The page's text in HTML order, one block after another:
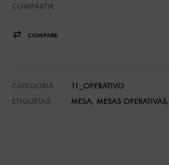
COMPARTIR
COMPARE
CATEGORIA
11_OPERATIVO
ETIQUETAS
MESA, MESAS OPERATIVAS,